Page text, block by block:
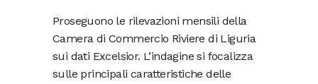
Proseguono le rilevazioni mensili della
Camera di Commercio Riviere di Liguria
sui dati Excelsior. L’indagine si focalizza
sulle principali caratteristiche delle